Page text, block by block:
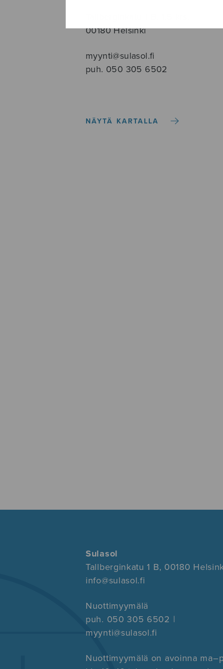
00180 Helsinki
myynti@sulasol.fi
puh. 050 305 6502
NÄYTÄ KARTALLA
Sulasol
Tallberginkatu 1 B, 00180
info@sulasol.fi
Nuottimyymälä
puh. 050 305 6502 |
myynti@sulasol.fi
Nuottimyymälä on avoinna